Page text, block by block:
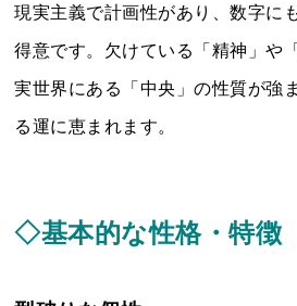
現実主義で計画性があり、数字に
得意です。欠けている「精神」や
実世界にある「中央」の性質が強
る運に恵まれます。
◇基本的な性格・特徴